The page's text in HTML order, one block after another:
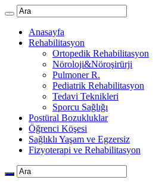
Anasayfa
Rehabilitasyon
Ortopedik Rehabilitasyon
Nöroloji&Nöroşirürji
Pulmoner R.
Pediatrik Rehabilitasyon
Tedavi Teknikleri
Sporcu Sağlığı
Postüral Bozukluklar
Öğrenci Köşesi
Sağlıklı Yaşam ve Egzersiz
Fizyoterapi ve Rehabilitasyon